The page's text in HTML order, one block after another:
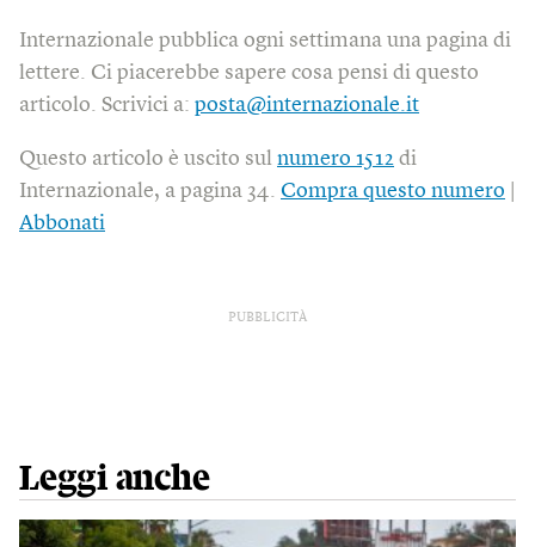
Internazionale pubblica ogni settimana una pagina di
lettere. Ci piacerebbe sapere cosa pensi di questo
articolo. Scrivici a: posta@internazionale.it
Questo articolo è uscito sul numero 1512 di
Internazionale, a pagina 34. Compra questo numero
Abbonati
PUBBLICITÀ
Leggi anche